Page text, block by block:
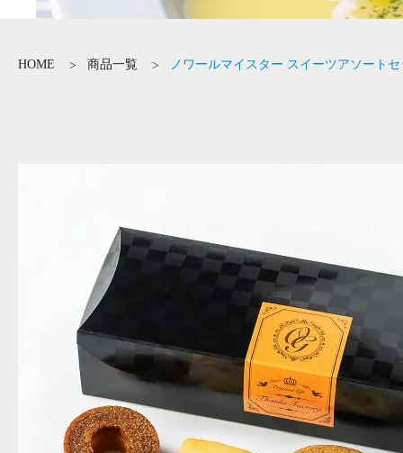
HOME 商品一覧 ノワールマイスター スイーツアソートセ